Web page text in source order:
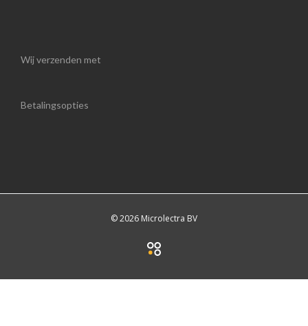
Wij verzenden met
Betalingsopties
© 2026 Microlectra BV